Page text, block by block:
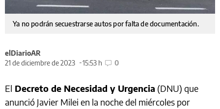
Ya no podrán secuestrarse autos por falta de documentación.
elDiarioAR
21 de diciembre de 2023
15:53 h 0
El Decreto de Necesidad y Urgencia (DNU) que
anunció Javier Milei en la noche del miércoles por